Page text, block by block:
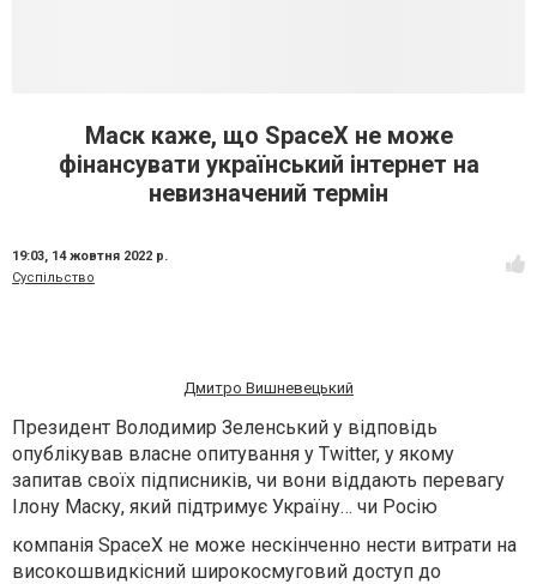
Маск каже, що SpaceX не може
фінансувати український інтернет на
невизначений термін
19:03, 14 жовтня 2022 р.
Суспільство
Дмитро Вишневецький
Президент Володимир Зеленський у відповідь
опублікував власне опитування у Twitter, у якому
запитав своїх підписників, чи вони віддають перевагу
Ілону Маску, який підтримує Україну… чи Росію
компанія SpaceX не може нескінченно нести витрати на
високошвидкісний широкосмуговий доступ до